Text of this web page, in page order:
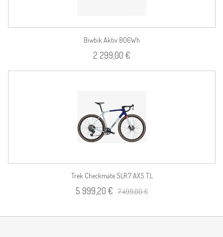
Biwbik Aktiv 806Wh
2 299,00 €
Trek Checkmate SLR 7 AXS T.L
5 999,20 € 7 499,00 €